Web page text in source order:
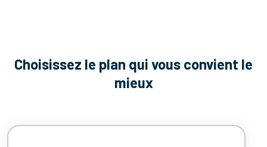
Choisissez le plan qui vous convient le
mieux